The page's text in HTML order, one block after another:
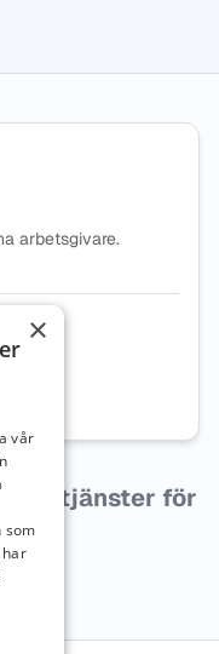
arbetsgivare.
tjänster för
×
vår
som